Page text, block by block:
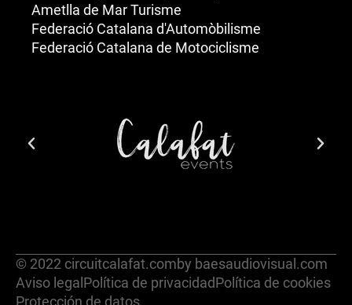
Ametlla de Mar Turisme
Federació Catalana d'Automòbilisme
Federació Catalana de Motociclisme
© 2022 circuitcalafat.comby baesaudiovisual.com
Aviso legalPolítica de privacidadPolítica de cookies
Protección de datos